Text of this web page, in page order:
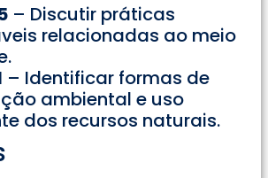
– Discutir práticas
relacionadas ao meio
– Identificar formas de
ambiental e uso
dos recursos naturais.